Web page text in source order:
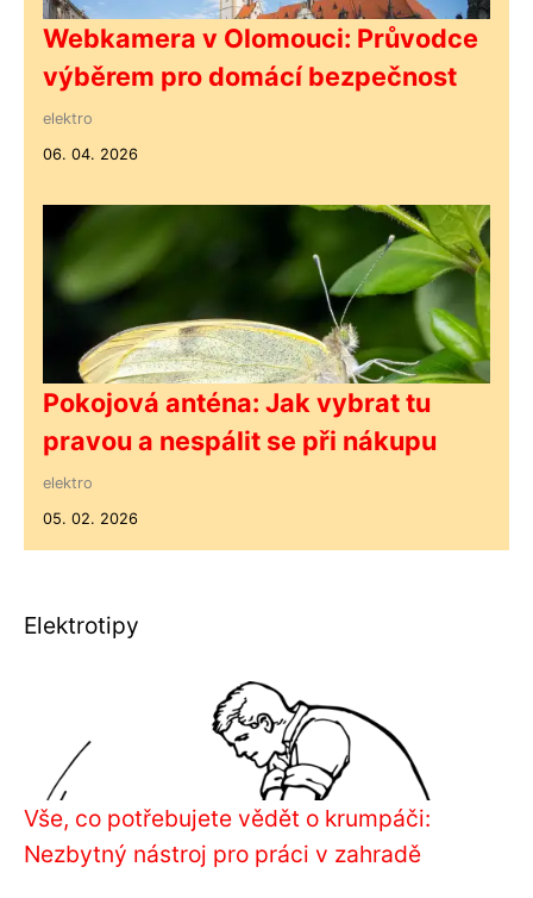
Webkamera v Olomouci: Průvodce
výběrem pro domácí bezpečnost
elektro
06. 04. 2026
Pokojová anténa: Jak vybrat tu
pravou a nespálit se při nákupu
elektro
05. 02. 2026
Elektrotipy
Vše, co potřebujete vědět o krumpáči:
Nezbytný nástroj pro práci v zahradě